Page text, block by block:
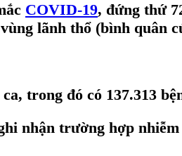
COVID-19, đứng thứ
lãnh thổ (bình quân
trong đó có 137.313
nhận trường hợp